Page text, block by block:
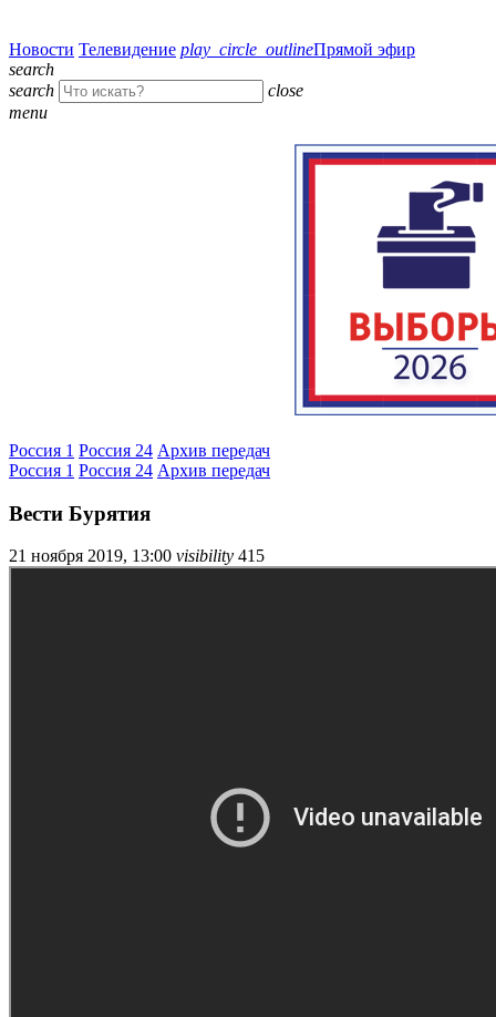
Новости Телевидение play_circle_outlineПрямой эфир
search
search
close
menu
Россия 1 Россия 24 Архив передач
Россия 1 Россия 24 Архив передач
Вести Бурятия
21 ноября 2019, 13:00 visibility 415